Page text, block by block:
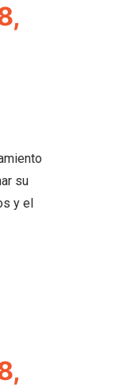
su
y el